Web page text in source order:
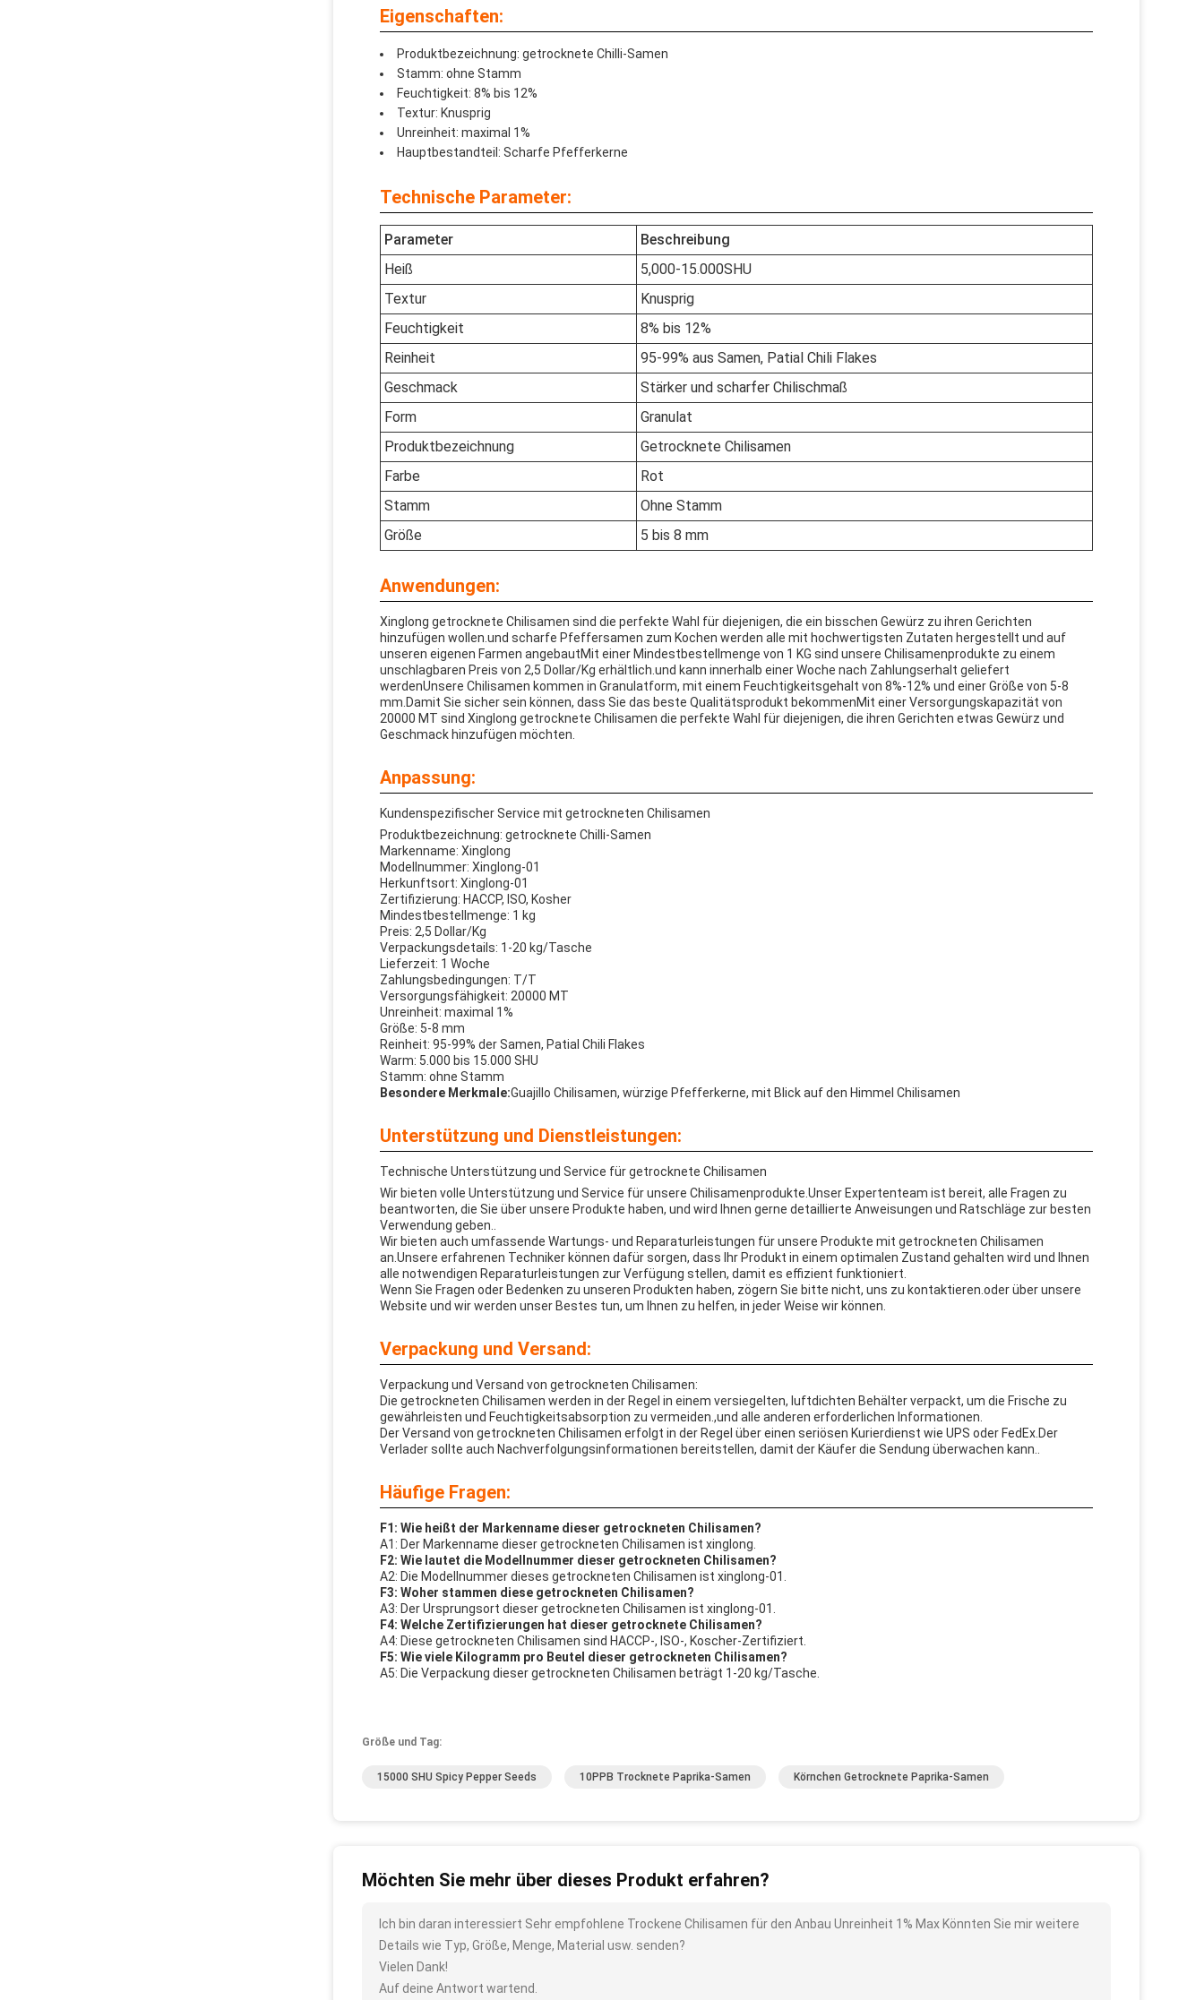
Eigenschaften:
Produktbezeichnung: getrocknete Chilli-Samen
Stamm: ohne Stamm
Feuchtigkeit: 8% bis 12%
Textur: Knusprig
Unreinheit: maximal 1%
Hauptbestandteil: Scharfe Pfefferkerne
Technische Parameter:
Parameter
Beschreibung
Heiß
5,000-15.000SHU
Textur
Knusprig
Feuchtigkeit
8% bis 12%
Reinheit
95-99% aus Samen, Patial Chili Flakes
Geschmack
Stärker und scharfer Chilischmaß
Form
Granulat
Produktbezeichnung
Getrocknete Chilisamen
Farbe
Rot
Stamm
Ohne Stamm
Größe
5 bis 8 mm
Anwendungen:
Xinglong getrocknete Chilisamen sind die perfekte Wahl für diejenigen, die ein bisschen Gewürz zu ihren Gerichten
hinzufügen wollen.und scharfe Pfeffersamen zum Kochen werden alle mit hochwertigsten Zutaten hergestellt und auf
unseren eigenen Farmen angebautMit einer Mindestbestellmenge von 1 KG sind unsere Chilisamenprodukte zu einem
unschlagbaren Preis von 2,5 Dollar/Kg erhältlich.und kann innerhalb einer Woche nach Zahlungserhalt geliefert
werdenUnsere Chilisamen kommen in Granulatform, mit einem Feuchtigkeitsgehalt von 8%-12% und einer Größe von 5-8
mm.Damit Sie sicher sein können, dass Sie das beste Qualitätsprodukt bekommenMit einer Versorgungskapazität von
20000 MT sind Xinglong getrocknete Chilisamen die perfekte Wahl für diejenigen, die ihren Gerichten etwas Gewürz und
Geschmack hinzufügen möchten.
Anpassung:
Kundenspezifischer Service mit getrockneten Chilisamen
Produktbezeichnung: getrocknete Chilli-Samen
Markenname: Xinglong
Modellnummer: Xinglong-01
Herkunftsort: Xinglong-01
Zertifizierung: HACCP, ISO, Kosher
Mindestbestellmenge: 1 kg
Preis: 2,5 Dollar/Kg
Verpackungsdetails: 1-20 kg/Tasche
Lieferzeit: 1 Woche
Zahlungsbedingungen: T/T
Versorgungsfähigkeit: 20000 MT
Unreinheit: maximal 1%
Größe: 5-8 mm
Reinheit: 95-99% der Samen, Patial Chili Flakes
Warm: 5.000 bis 15.000 SHU
Stamm: ohne Stamm
Besondere Merkmale:Guajillo Chilisamen, würzige Pfefferkerne, mit Blick auf den Himmel Chilisamen
Unterstützung und Dienstleistungen:
Technische Unterstützung und Service für getrocknete Chilisamen
Wir bieten volle Unterstützung und Service für unsere Chilisamenprodukte.Unser Expertenteam ist bereit, alle Fragen zu
beantworten, die Sie über unsere Produkte haben, und wird Ihnen gerne detaillierte Anweisungen und Ratschläge zur besten
Verwendung geben..
Wir bieten auch umfassende Wartungs- und Reparaturleistungen für unsere Produkte mit getrockneten Chilisamen
an.Unsere erfahrenen Techniker können dafür sorgen, dass Ihr Produkt in einem optimalen Zustand gehalten wird und Ihnen
alle notwendigen Reparaturleistungen zur Verfügung stellen, damit es effizient funktioniert.
Wenn Sie Fragen oder Bedenken zu unseren Produkten haben, zögern Sie bitte nicht, uns zu kontaktieren.oder über unsere
Website und wir werden unser Bestes tun, um Ihnen zu helfen, in jeder Weise wir können.
Verpackung und Versand:
Verpackung und Versand von getrockneten Chilisamen:
Die getrockneten Chilisamen werden in der Regel in einem versiegelten, luftdichten Behälter verpackt, um die Frische zu
gewährleisten und Feuchtigkeitsabsorption zu vermeiden.,und alle anderen erforderlichen Informationen.
Der Versand von getrockneten Chilisamen erfolgt in der Regel über einen seriösen Kurierdienst wie UPS oder FedEx.Der
Verlader sollte auch Nachverfolgungsinformationen bereitstellen, damit der Käufer die Sendung überwachen kann..
Häufige Fragen:
F1: Wie heißt der Markenname dieser getrockneten Chilisamen?
A1: Der Markenname dieser getrockneten Chilisamen ist xinglong.
F2: Wie lautet die Modellnummer dieser getrockneten Chilisamen?
A2: Die Modellnummer dieses getrockneten Chilisamen ist xinglong-01.
F3: Woher stammen diese getrockneten Chilisamen?
A3: Der Ursprungsort dieser getrockneten Chilisamen ist xinglong-01.
F4: Welche Zertifizierungen hat dieser getrocknete Chilisamen?
A4: Diese getrockneten Chilisamen sind HACCP-, ISO-, Koscher-Zertifiziert.
F5: Wie viele Kilogramm pro Beutel dieser getrockneten Chilisamen?
A5: Die Verpackung dieser getrockneten Chilisamen beträgt 1-20 kg/Tasche.
Größe und Tag:
15000 SHU Spicy Pepper Seeds 10PPB Trocknete Paprika-Samen Körnchen Getrocknete Paprika-Samen
Möchten Sie mehr über dieses Produkt erfahren?
Ich bin daran interessiert Sehr empfohlene Trockene Chilisamen für den Anbau Unreinheit 1% Max Könnten Sie mir weitere
Details wie Typ, Größe, Menge, Material usw. senden?
Vielen Dank!
Auf deine Antwort wartend.